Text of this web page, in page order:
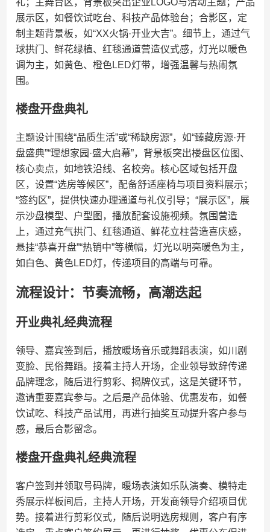
礼；主舞台区，背景板突出企业LOGO与活动主题；产品
展示区，如餐饮试吃台、科技产品体验台；合影区，定
制主题背景板，如“XX火锅·开业大吉”。细节上，通过气
球拱门、鲜花绿植、红毯通道营造仪式感，灯光以暖色
调为主，如黄色、橙色LED灯带，增强温馨与热闹氛
围。
楼盘开盘典礼
主题设计围绕“品质生活”或“稀缺房源”，如“臻藏房源·开
盘盛典”“理想家园·盛大启幕”，背景板突出楼盘区位图、
核心卖点，如地铁沿线、名校旁。核心区域包括开盘
区，设置“选房等候区”，配备舒适座椅与项目资料展示；
“签约区”，提供快速办理通道与礼仪引导；“展示区”，展
示沙盘模型、户型图，播放配套设施视频。氛围营造
上，通过充气拱门、红毯通道、鲜花立柱营造喜庆感，
悬挂“恭喜开盘”“热销中”等横幅，灯光以明亮暖色为主，
如白色、黄色LED灯，传递项目的高端与可靠。
流程设计：节奏流畅，高潮迭起
开业典礼经典流程
领导、嘉宾签到后，播放暖场音乐或舞蹈表演，如川剧
变脸、民俗舞蹈。接着主持人开场，企业领导致辞传递
品牌理念，随后进行剪彩、揭牌仪式，这是关键环节，
邀请重要嘉宾参与。之后是产品体验、优惠发布，如餐
饮试吃、科技产品试用，再进行抽奖互动提升客户参与
感，最后合影留念。
楼盘开盘典礼经典流程
客户签到并领取号码牌，暖场表演如乐队演奏、模特走
秀展示样板间后，主持人开场，开发商领导介绍项目优
势。接着进行剪彩仪式，随后说明选房规则，客户有序